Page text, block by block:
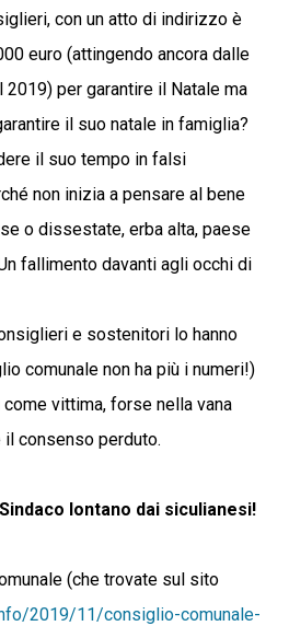
con un atto di indirizzo è
euro (attingendo ancora dalle
per garantire il Natale ma
il suo natale in famiglia?
il suo tempo in falsi
non inizia a pensare al bene
o dissestate, erba alta, paese
fallimento davanti agli occhi di
e sostenitori lo hanno
comunale non ha più i numeri!)
vittima, forse nella vana
consenso perduto.
lontano dai siculianesi!
(che trovate sul sito
2019/11/consiglio-comunale-